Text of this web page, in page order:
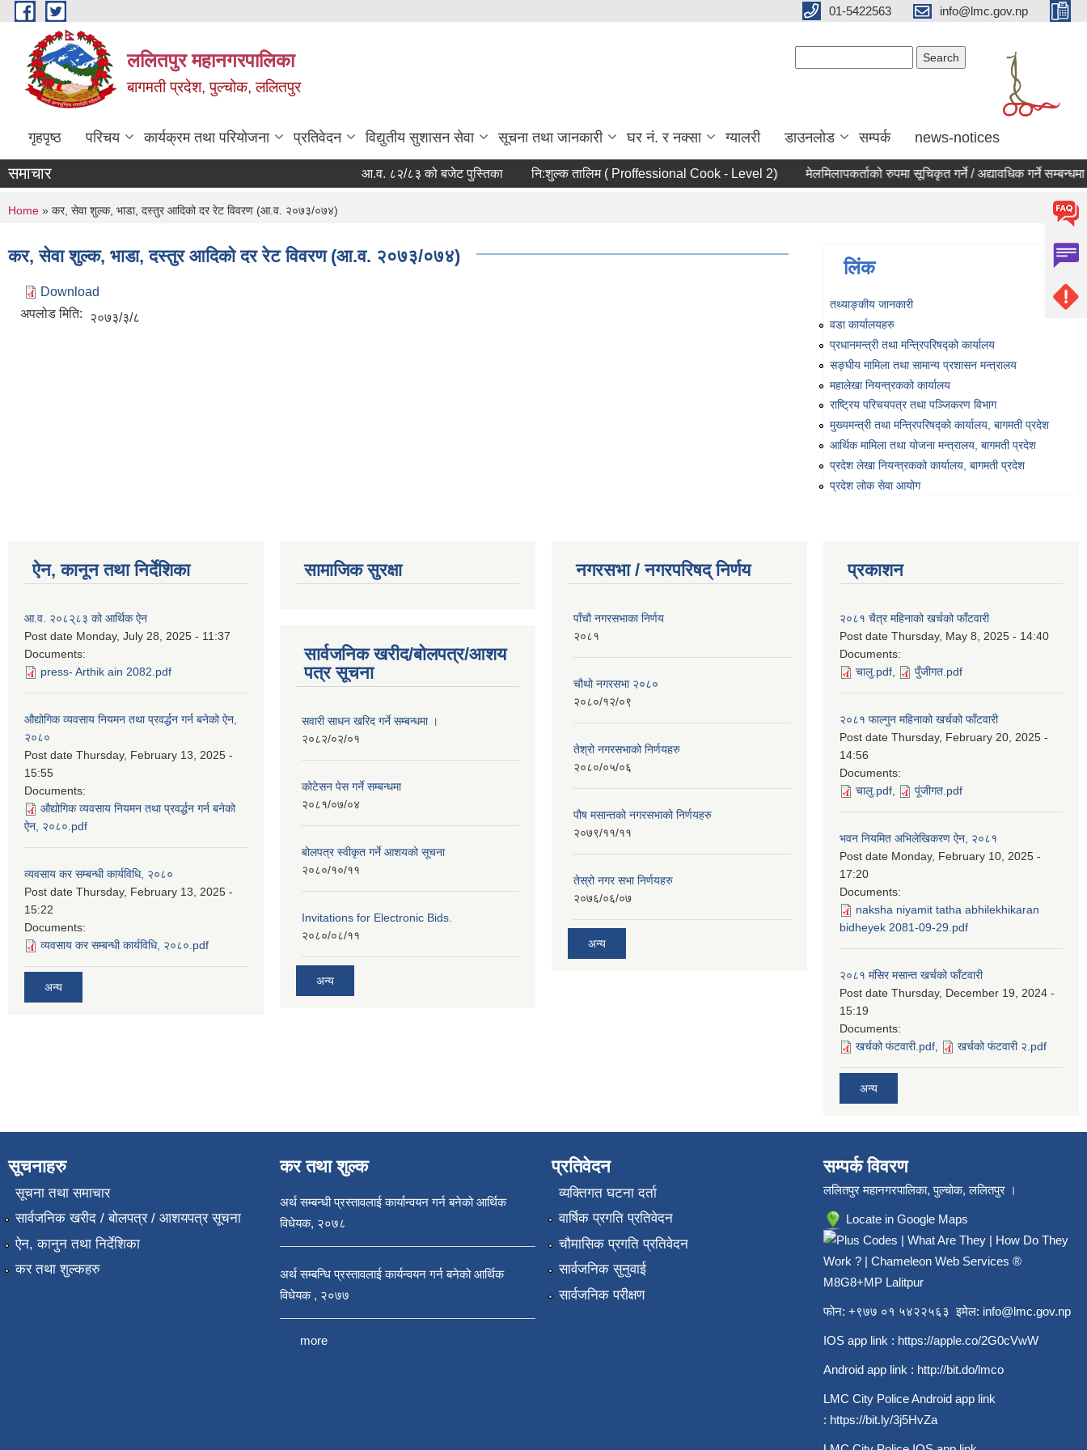
Skip to main content 01-5422563 info@lmc.gov.np
ललितपुर महानगरपालिका
बागमती प्रदेश, पुल्चोक, ललितपुर
गृहपृष्ठ परिचय कार्यक्रम तथा परियोजना प्रतिवेदन विद्युतीय सुशासन सेवा सूचना तथा जानकारी घर नं. र नक्सा ग्यालरी डाउनलोड सम्पर्क news-notices
समाचार आ.व. ८२/८३ को बजेट पुस्तिका नि:शुल्क तालिम ( Proffessional Cook - Level 2) मेलमिलापकर्ताको रुपमा सूचिकृत गर्ने / अद्यावधिक गर्ने सम्बन्धमा ।
You are here
Home » कर, सेवा शुल्क, भाडा, दस्तुर आदिको दर रेट विवरण (आ.व. २०७३/०७४)
कर, सेवा शुल्क, भाडा, दस्तुर आदिको दर रेट विवरण (आ.व. २०७३/०७४)
Download
अपलोड मिति:
२०७३/३/८
लिंक
तथ्याङ्‍कीय जानकारी
वडा कार्यालयहरु
प्रधानमन्त्री तथा मन्त्रिपरिषद्को कार्यालय
सङ्‍घीय मामिला तथा सामान्य प्रशासन मन्त्रालय
महालेखा नियन्त्रकको कार्यालय
राष्ट्रिय परिचयपत्र तथा पञ्‍जिकरण विभाग
मुख्यमन्त्री तथा मन्त्रिपरिषद्को कार्यालय, बागमती प्रदेश
आर्थिक मामिला तथा योजना मन्त्रालय, बागमती प्रदेश
प्रदेश लेखा नियन्त्रकको कार्यालय, बागमती प्रदेश
प्रदेश लोक सेवा आयोग
ऐन, कानून तथा निर्देशिका
आ.व. २०८२्८३ को आर्थिक ऐन
Post date Monday, July 28, 2025 - 11:37
Documents:
press- Arthik ain 2082.pdf
औद्योगिक व्यवसाय नियमन तथा प्रवर्द्धन गर्न बनेको ऐन,
२०८०
Post date Thursday, February 13, 2025 -
15:55
Documents:
औद्योगिक व्यवसाय नियमन तथा प्रवर्द्धन गर्न बनेको
ऐन, २०८०.pdf
व्यवसाय कर सम्बन्धी कार्यविधि, २०८०
Post date Thursday, February 13, 2025 -
15:22
Documents:
व्यवसाय कर सम्बन्धी कार्यविधि, २०८०.pdf
अन्य
सामाजिक सुरक्षा
सार्वजनिक खरीद/बोलपत्र/आशय
पत्र सूचना
सवारी साधन खरिद गर्ने सम्बन्धमा ।
२०८२/०२/०१
कोटेसन पेस गर्ने सम्बन्धमा
२०८१/०७/०४
बोलपत्र स्वीकृत गर्ने आशयको सूचना
२०८०/१०/११
Invitations for Electronic Bids.
२०८०/०८/११
अन्य
नगरसभा / नगरपरिषद् निर्णय
पाँचौ नगरसभाका निर्णय
२०८१
चौथो नगरसभा २०८०
२०८०/१२/०९
तेश्रो नगरसभाको निर्णयहरु
२०८०/०५/०६
पाैष मसान्तको नगरसभाको निर्णयहरु
२०७९/११/११
तेस्रो नगर सभा निर्णयहरु
२०७६/०६/०७
अन्य
प्रकाशन
२०८१ चैत्र महिनाको खर्चको फाँटवारी
Post date Thursday, May 8, 2025 - 14:40
Documents:
चालु.pdf
पुँजीगत.pdf
२०८१ फाल्गुन महिनाको खर्चको फाँटवारी
Post date Thursday, February 20, 2025 -
14:56
Documents:
चालु.pdf
पूंजीगत.pdf
भवन नियमित अभिलेखिकरण ऐन, २०८१
Post date Monday, February 10, 2025 -
17:20
Documents:
naksha niyamit tatha abhilekhikaran
bidheyek 2081-09-29.pdf
२०८१ मंसिर मसान्त खर्चको फाँटवारी
Post date Thursday, December 19, 2024 -
15:19
Documents:
खर्चको फंटवारी.pdf
खर्चको फंटवारी २.pdf
अन्य
सूचनाहरु
सूचना तथा समाचार
सार्वजनिक खरीद / बोलपत्र / आशयपत्र सूचना
ऐन, कानुन तथा निर्देशिका
कर तथा शुल्कहरु
कर तथा शुल्क
अर्थ सम्बन्धी प्रस्तावलाई कार्यान्वयन गर्न बनेको आर्थिक
विधेयक, २०७८
अर्थ सम्बन्धि प्रस्तावलाई कार्यन्वयन गर्न बनेको आर्थिक
विधेयक , २०७७
more
प्रतिवेदन
व्यक्तिगत घटना दर्ता
वार्षिक प्रगति प्रतिवेदन
चौमासिक प्रगति प्रतिवेदन
सार्वजनिक सुनुवाई
सार्वजनिक परीक्षण
सम्पर्क विवरण
ललितपुर महानगरपालिका, पुल्चोक, ललितपुर ।
Locate in Google Maps
M8G8+MP Lalitpur
फोन: +९७७ ०१ ५४२२५६३ इमेल: info@lmc.gov.np
IOS app link : https://apple.co/2G0cVwW
Android app link : http://bit.do/lmco
LMC City Police Android app link
: https://bit.ly/3j5HvZa